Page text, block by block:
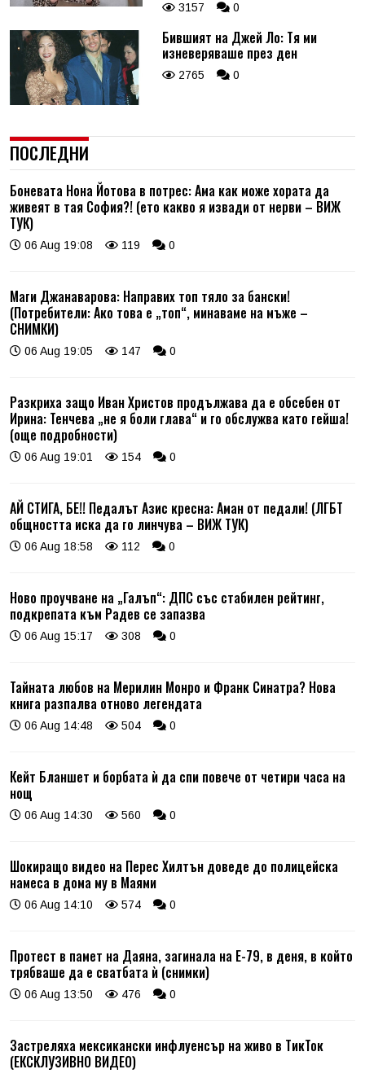
3157 0
Бившият на Джей Ло: Тя ми
изневеряваше през ден
2765 0
ПОСЛЕДНИ
Боневата Нона Йотова в потрес: Ама как може хората да
живеят в тая София?! (ето какво я извади от нерви – ВИЖ
ТУК)
06 Aug 19:08 119 0
Маги Джанаварова: Направих топ тяло за бански!
(Потребители: Ако това е „топ“, минаваме на мъже –
СНИМКИ)
06 Aug 19:05 147 0
Разкриха защо Иван Христов продължава да е обсебен от
Ирина: Тенчева „не я боли глава“ и го обслужва като гейша!
(още подробности)
06 Aug 19:01 154 0
АЙ СТИГА, БЕ!! Педалът Азис кресна: Аман от педали! (ЛГБТ
общността иска да го линчува – ВИЖ ТУК)
06 Aug 18:58 112 0
Ново проучване на „Галъп“: ДПС със стабилен рейтинг,
подкрепата към Радев се запазва
06 Aug 15:17 308 0
Тайната любов на Мерилин Монро и Франк Синатра? Нова
книга разпалва отново легендата
06 Aug 14:48 504 0
Кейт Бланшет и борбата ѝ да спи повече от четири часа на
нощ
06 Aug 14:30 560 0
Шокиращо видео на Перес Хилтън доведе до полицейска
намеса в дома му в Маями
06 Aug 14:10 574 0
Протест в памет на Даяна, загинала на Е-79, в деня, в който
трябваше да е сватбата ѝ (снимки)
06 Aug 13:50 476 0
Застреляха мексикански инфлуенсър на живо в ТикТок
(ЕКСКЛУЗИВНО ВИДЕО)